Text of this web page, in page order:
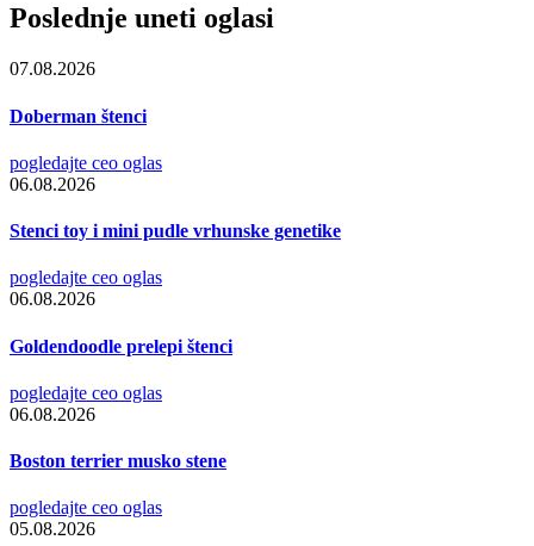
Poslednje uneti oglasi
07.08.2026
Doberman štenci
pogledajte ceo oglas
06.08.2026
Stenci toy i mini pudle vrhunske genetike
pogledajte ceo oglas
06.08.2026
Goldendoodle prelepi štenci
pogledajte ceo oglas
06.08.2026
Boston terrier musko stene
pogledajte ceo oglas
05.08.2026